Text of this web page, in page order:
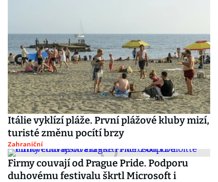
Itálie vyklízí pláže. První plážové kluby mizí,
turisté změnu pocítí brzy
Zahraniční
Firmy couvají od Prague Pride. Podporu
duhovému festivalu škrtl Microsoft i